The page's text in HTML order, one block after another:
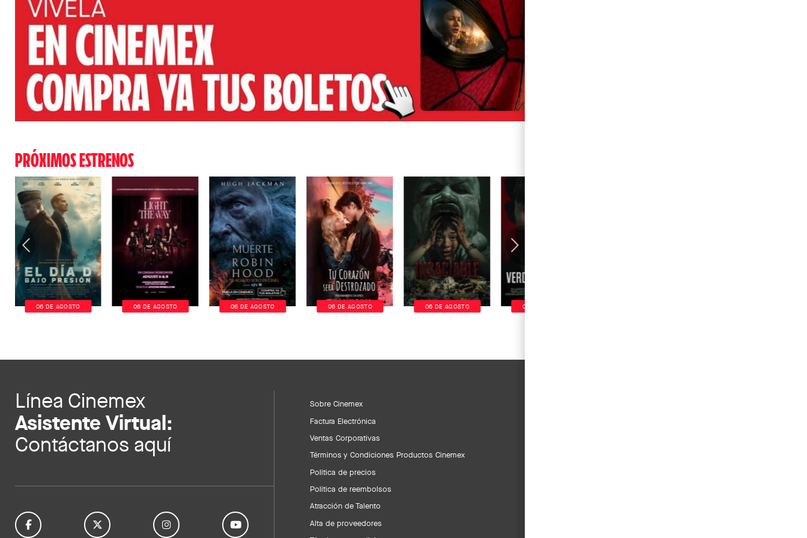
PRÓXIMOS ESTRENOS
06 DE AGOSTO 06 DE AGOSTO 06 DE AGOSTO 06 DE AGOSTO 06 DE AGOSTO 06 DE AGOSTO
Línea Cinemex
Asistente Virtual:
Contáctanos aquí
Sobre Cinemex
Factura Electrónica
Ventas Corporativas
Términos y Condiciones Productos Cinemex
Política de precios
Política de reembolsos
Atracción de Talento
Alta de proveedores